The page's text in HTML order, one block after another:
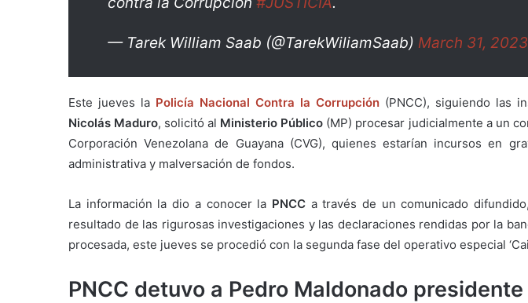
— Tarek William Saab (@TarekWiliamSaab) March 31, 2023
Este jueves la Policía Nacional Contra la Corrupción (PNCC), siguiendo las
Nicolás Maduro, solicitó al Ministerio Público (MP) procesar judicialmente a un
Corporación Venezolana de Guayana (CVG), quienes estarían incursos en
administrativa y malversación de fondos.
La información la dio a conocer la PNCCa través de un comunicado
resultado de las rigurosas investigaciones y las declaraciones rendidas por la
procesada, este jueves se procedió con la segunda fase del operativo especial
PNCC detuvo a Pedro Maldonado presidente